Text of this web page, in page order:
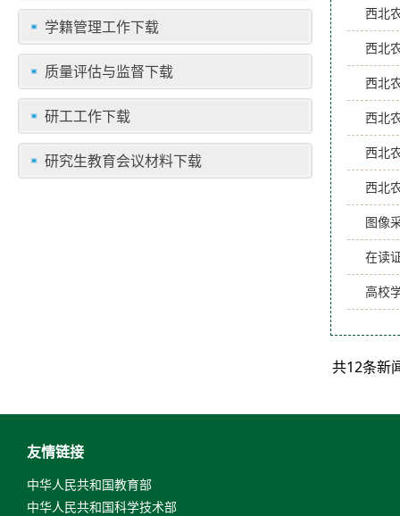
学籍管理工作下载
质量评估与监督下载
研工工作下载
研究生教育会议材料下载
西北
西北
西北
西北
西北
西北
图像
在读
高校
共12条新
友情链接
中华人民共和国教育部
中华人民共和国科学技术部